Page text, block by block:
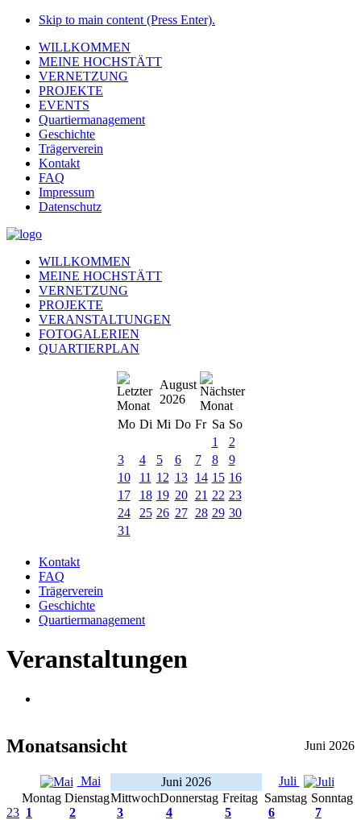
Skip to main content (Press Enter).
WILLKOMMEN
MEINE HOCHSTÄTT
VERNETZUNG
PROJEKTE
EVENTS
Quartiermanagement
Geschichte
Trägerverein
Kontakt
FAQ
Impressum
Datenschutz
WILLKOMMEN
MEINE HOCHSTÄTT
VERNETZUNG
PROJEKTE
VERANSTALTUNGEN
FOTOGALERIEN
QUARTIERPLAN
August
2026
Mo Di Mi Do Fr Sa So
1
2
3
4 5 6 7 8
9
10
11 12 13 14 15 16
17
18 19 20 21 22 23
24
25 26 27 28 29 30
31
Kontakt
FAQ
Trägerverein
Geschichte
Quartiermanagement
Veranstaltungen
Monatsansicht Juni 2026
Mai Juni 2026
Juli
Montag DienstagMittwochDonnerstag Freitag Samstag Sonntag
23 1 2 3 4 5 6 7